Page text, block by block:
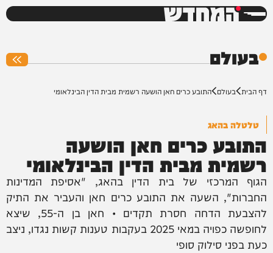
המחדש
בעולם
דף הבית בעולם התובע כרים חאן הושעה רשמית מבית הדין הבינלאומי
טלטלה בהאג
התובע כרים חאן הושעה
רשמית מבית הדין הבינלאומי
הגוף המרכזי של בית הדין בהאג, "אסיפת המדינות
החברות", השעה את התובע כרים חאן והעביר את התיק
להצבעת הדחה חסרת תקדים • חאן בן ה-55, שיצא
לחופשה כפויה במאי 2025 בעקבות טענות קשות נגדו, ניצב
כעת בפני סילוק סופי